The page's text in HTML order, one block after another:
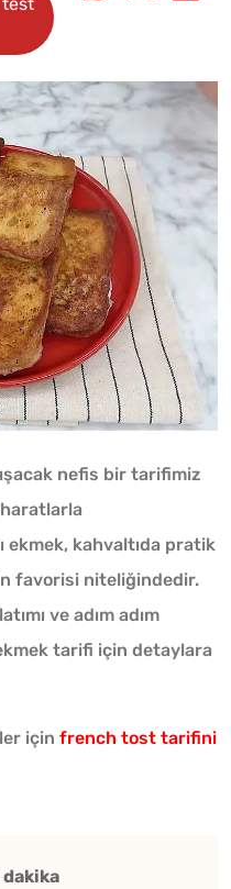
nefis bir tarifimiz
ekmek, kahvaltıda pratik
favorisi niteliğindedir.
ve adım adım
tarifi için detaylara
için french tost tarifini
dakika